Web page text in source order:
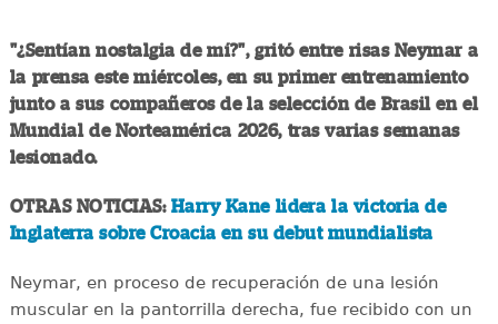
"¿Sentían nostalgia de mí?", gritó entre risas Neymar a
la prensa este miércoles, en su primer entrenamiento
junto a sus compañeros de la selección de Brasil en el
Mundial de Norteamérica 2026, tras varias semanas
lesionado.
OTRAS NOTICIAS: Harry Kane lidera la victoria de
Inglaterra sobre Croacia en su debut mundialista
Neymar, en proceso de recuperación de una lesión
muscular en la pantorrilla derecha, fue recibido con un